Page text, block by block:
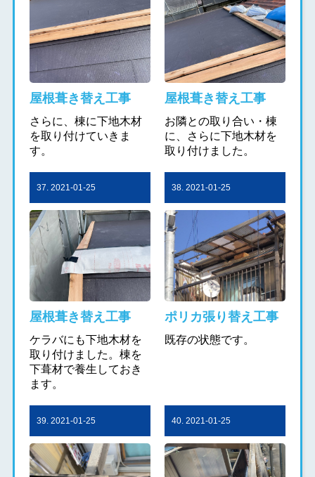
屋根葺き替え工事
さらに、棟に下地木材
を取り付けていきま
す。
屋根葺き替え工事
お隣との取り合い・棟
に、さらに下地木材を
取り付けました。
37. 2021-01-25
屋根葺き替え工事
ケラバにも下地木材を
取り付けました。棟を
下葺材で養生しておき
ます。
38. 2021-01-25
ポリカ張り替え工事
既存の状態です。
39. 2021-01-25 40. 2021-01-25